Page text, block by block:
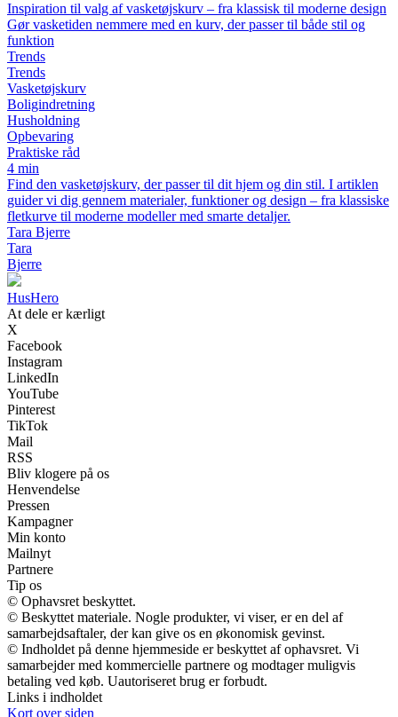
Inspiration til valg af vasketøjskurv – fra klassisk til moderne design
Gør vasketiden nemmere med en kurv, der passer til både stil og
funktion
Trends
Trends
Vasketøjskurv
Boligindretning
Husholdning
Opbevaring
Praktiske råd
4 min
Find den vasketøjskurv, der passer til dit hjem og din stil. I artiklen
guider vi dig gennem materialer, funktioner og design – fra klassiske
fletkurve til moderne modeller med smarte detaljer.
Tara Bjerre
Tara
Bjerre
HusHero
At dele er kærligt
X
Facebook
Instagram
LinkedIn
YouTube
Pinterest
TikTok
Mail
RSS
Bliv klogere på os
Henvendelse
Pressen
Kampagner
Min konto
Mailnyt
Partnere
Tip os
© Ophavsret beskyttet.
© Beskyttet materiale. Nogle produkter, vi viser, er en del af
samarbejdsaftaler, der kan give os en økonomisk gevinst.
© Indholdet på denne hjemmeside er beskyttet af ophavsret. Vi
samarbejder med kommercielle partnere og modtager muligvis
betaling ved køb. Uautoriseret brug er forbudt.
Links i indholdet
Kort over siden